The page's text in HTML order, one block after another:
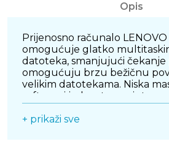
Opis
Prijenosno računalo
omogućuje glatko
datoteka, smanjujući čekanje
omogućuju brzu bežičnu
velikim datotekama. Niska
softvera i jednostavnu
izvođenja poslova i većoj
+ prikaži sve